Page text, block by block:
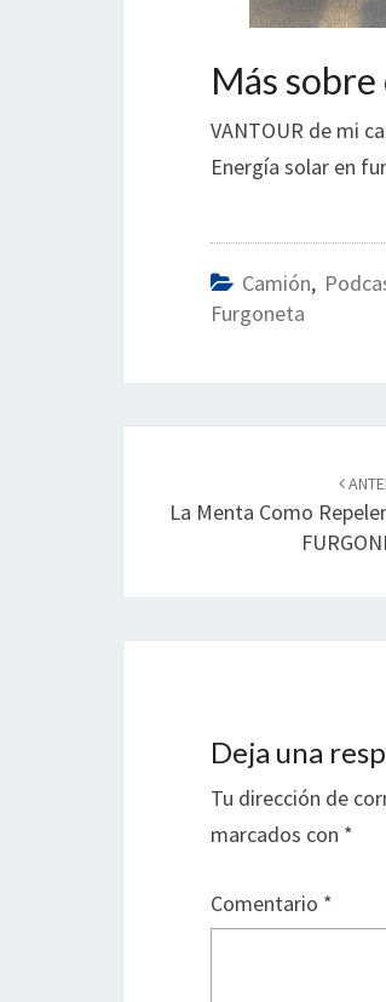
Más
VANTOUR de mi
Energía solar en
Camión,
Furgoneta
entradas
La Menta Como
Deja una
Tu dirección de
marcados con *
Comentario *